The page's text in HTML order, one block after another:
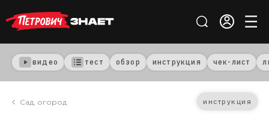
видео тест обзор инструкция чек-лист
Сад, огород инструкция